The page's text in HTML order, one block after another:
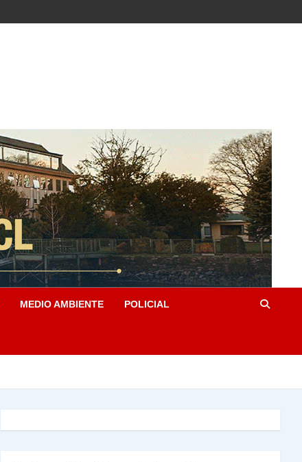
MEDIO AMBIENTE POLICIAL